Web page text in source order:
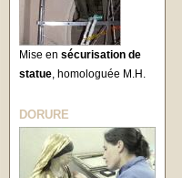
Mise en sécurisation de
statue, homologuée M.H.
DORURE